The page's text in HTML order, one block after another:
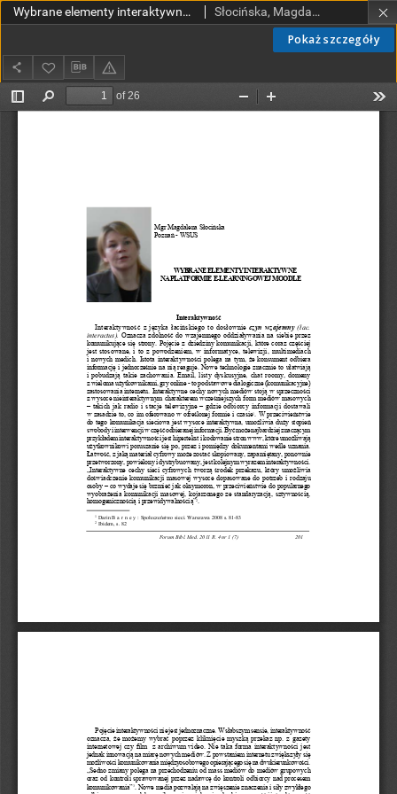
Pokaż szczegóły
Wybrane elementy interaktywne na platformie e-learningowej Moodle Słocińska, Magdalena